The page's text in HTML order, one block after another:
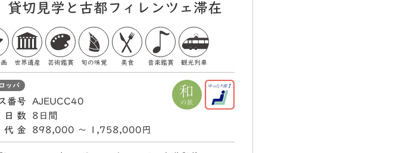
貸切見学と古都フィレンツェ滞在
世界遺産 芸術鑑賞 旬の味覚 美食 音楽鑑賞 観光列車
ッパ
番号
AJEUCC40
日数
8日間
代金
898,000 〜 1,758,000円